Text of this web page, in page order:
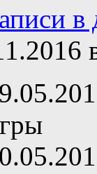
в